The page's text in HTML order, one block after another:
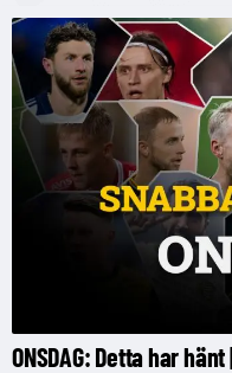
ONSDAG: Detta har